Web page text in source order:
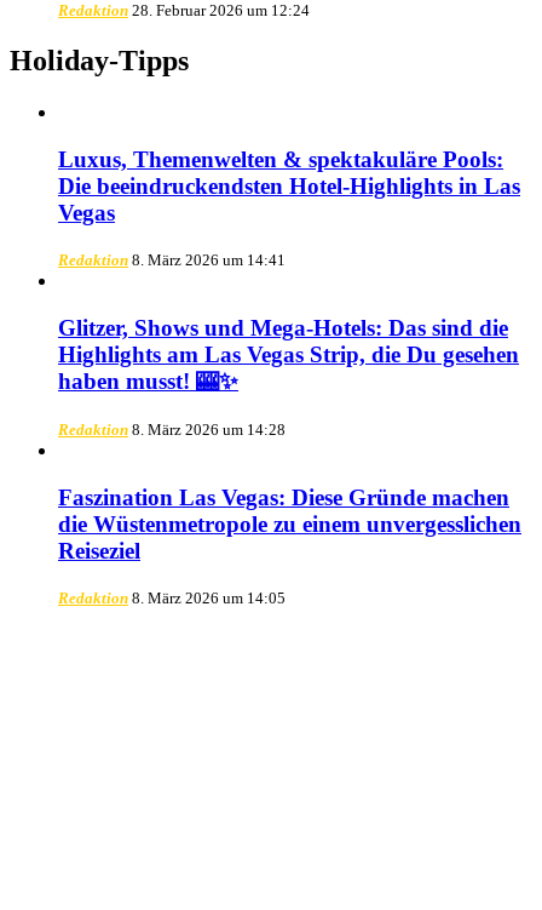
Redaktion 28. Februar 2026 um 12:24
Holiday-Tipps
Luxus, Themenwelten & spektakuläre Pools:
Die beeindruckendsten Hotel-Highlights in Las
Vegas
Redaktion 8. März 2026 um 14:41
Glitzer, Shows und Mega-Hotels: Das sind die
Highlights am Las Vegas Strip, die Du gesehen
haben musst! 🎰✨
Redaktion 8. März 2026 um 14:28
Faszination Las Vegas: Diese Gründe machen
die Wüstenmetropole zu einem unvergesslichen
Reiseziel
Redaktion 8. März 2026 um 14:05